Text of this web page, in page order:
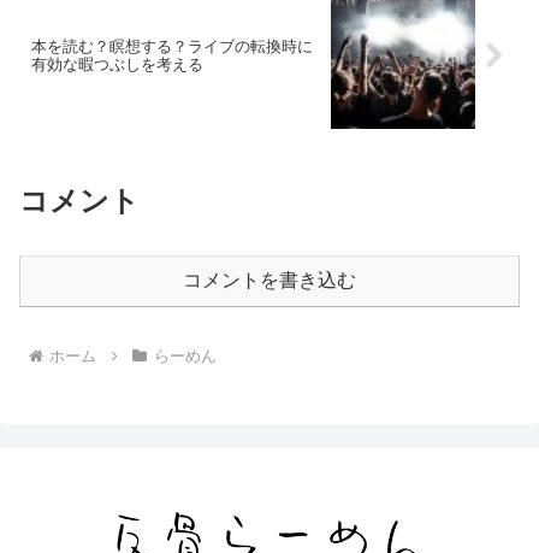
本を読む？瞑想する？ライブの転換時に
有効な暇つぶしを考える
コメント
コメントを書き込む
ホーム らーめん